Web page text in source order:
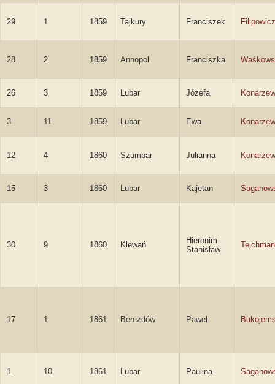
29 1 1859 Tajkury Franciszek Filipowicz
28 2 1859 Annopol Franciszka
26 3 1859 Lubar Józefa
3 11 1859 Lubar Ewa
12 4 1860 Szumbar Julianna
15 3 1860 Lubar Kajetan
30 9 1860 Klewań
Hieronim
Stanisław
Tejchman
17 1 1861 Berezdów Paweł
1 10 1861 Lubar Paulina